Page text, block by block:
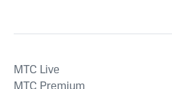
MTС Live